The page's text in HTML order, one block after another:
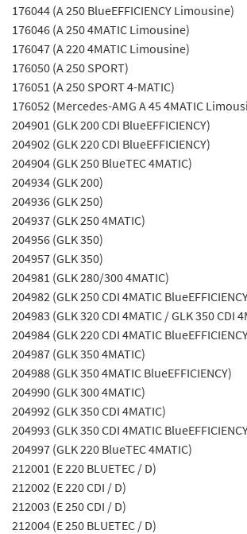
176044 (A 250 BlueEFFICIENCY Limousine)
176046 (A 250 4MATIC Limousine)
176047 (A 220 4MATIC Limousine)
176050 (A 250 SPORT)
176051 (A 250 SPORT 4-MATIC)
176052 (Mercedes-AMG A 45 4MATIC
204901 (GLK 200 CDI BlueEFFICIENCY)
204902 (GLK 220 CDI BlueEFFICIENCY)
204904 (GLK 250 BlueTEC 4MATIC)
204934 (GLK 200)
204936 (GLK 250)
204937 (GLK 250 4MATIC)
204956 (GLK 350)
204957 (GLK 350)
204981 (GLK 280/300 4MATIC)
204982 (GLK 250 CDI 4MATIC
204983 (GLK 320 CDI 4MATIC / GLK 350 CDI
204984 (GLK 220 CDI 4MATIC
204987 (GLK 350 4MATIC)
204988 (GLK 350 4MATIC BlueEFFICIENCY)
204990 (GLK 300 4MATIC)
204992 (GLK 350 CDI 4MATIC)
204993 (GLK 350 CDI 4MATIC
204997 (GLK 220 BlueTEC 4MATIC)
212001 (E 220 BLUETEC / D)
212002 (E 220 CDI / D)
212003 (E 250 CDI / D)
212004 (E 250 BLUETEC / D)